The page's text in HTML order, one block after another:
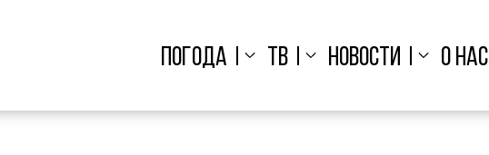
ПОГОДА ТВ НОВОСТИ О НАС